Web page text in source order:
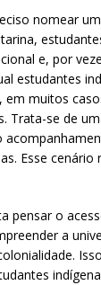
nomear
e, por
estudantes
em muitos
Trata-se de
Esse cenário
pensar o
a